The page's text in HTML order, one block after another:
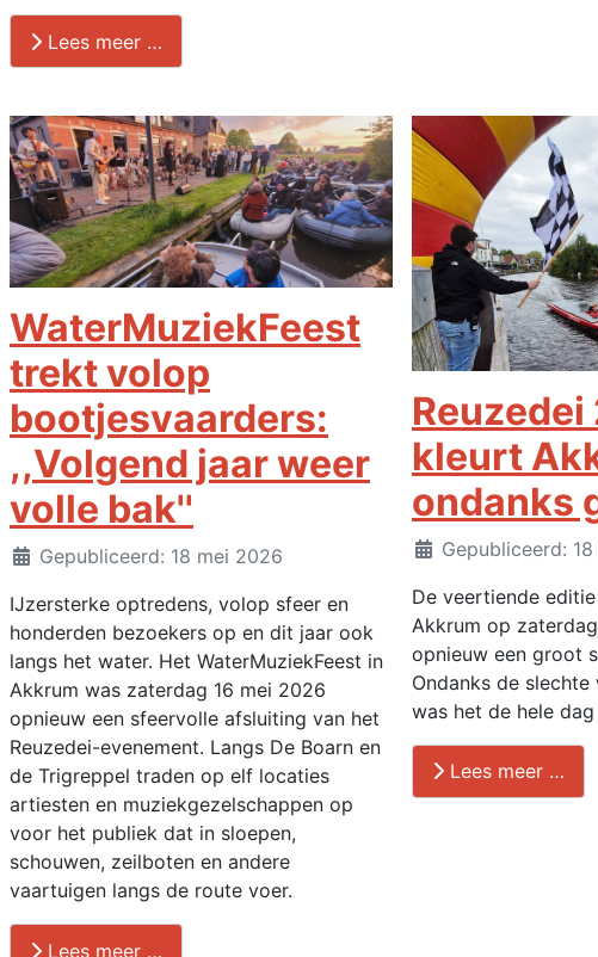
Lees meer …
WaterMuziekFeest
trekt volop
bootjesvaarders:
,,Volgend jaar weer
volle bak''
DetailsGepubliceerd: 18 mei 2026
IJzersterke optredens, volop sfeer en
honderden bezoekers op en dit jaar ook
langs het water. Het WaterMuziekFeest in
Akkrum was zaterdag 16 mei 2026
opnieuw een sfeervolle afsluiting van het
Reuzedei-evenement. Langs De Boarn en
de Trigreppel traden op elf locaties
artiesten en muziekgezelschappen op
voor het publiek dat in sloepen,
schouwen, zeilboten en andere
vaartuigen langs de route voer.
Lees meer …
kleurt
ondanks
DetailsGepubliceerd:
De veertiende
Akkrum op
opnieuw een groot
Ondanks de
was het de hele
Lees meer …